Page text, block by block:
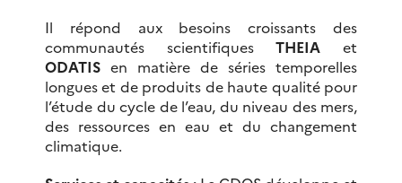
Il répond aux besoins croissants des
communautés scientifiquesTHEIA et
ODATIS en matière de séries temporelles
longues et de produits de haute qualité pour
l’étude du cycle de l’eau, du niveau des mers,
des ressources en eau et du changement
climatique.